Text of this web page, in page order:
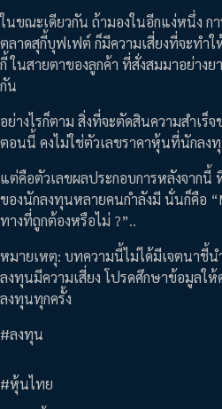
ในขณะเดียวกัน ถ้ามองในอีกแง่หนึ่ง ก
ตลาดสุกี้บุฟเฟต์ ก็มีความเสี่ยงที่จะท
กี้ ในสายตาของลูกค้า ที่สั่งสมมาอย่าง
กัน
อย่างไรก็ตาม สิ่งที่จะตัดสินความสำเร็
ตอนนี้ คงไม่ใช่ตัวเลขราคาหุ้นที่นักลง
แต่คือตัวเลขผลประกอบการหลังจากนี้
ของนักลงทุนหลายคนกำลังมี นั่นก็คือ
ทางที่ถูกต้องหรือไม่ ?”..
หมายเหตุ: บทความนี้ไม่ได้มีเจตนาชี้
ลงทุนมีความเสี่ยง โปรดศึกษาข้อมูลใ
ลงทุนทุกครั้ง
#ลงทุน
#หุ้นไทย